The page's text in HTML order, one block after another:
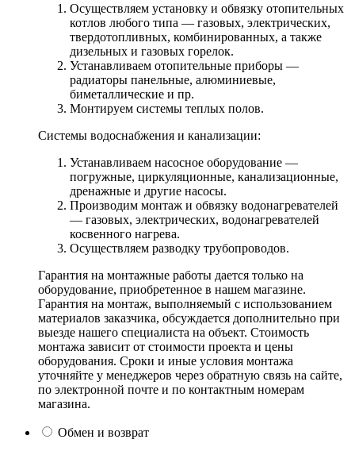
Осуществляем установку и обвязку отопительных
котлов любого типа — газовых, электрических,
твердотопливных, комбинированных, а также
дизельных и газовых горелок.
Устанавливаем отопительные приборы —
радиаторы панельные, алюминиевые,
биметаллические и пр.
Монтируем системы теплых полов.
Системы водоснабжения и канализации:
Устанавливаем насосное оборудование —
погружные, циркуляционные, канализационные,
дренажные и другие насосы.
Производим монтаж и обвязку водонагревателей
— газовых, электрических, водонагревателей
косвенного нагрева.
Осуществляем разводку трубопроводов.
Гарантия на монтажные работы дается только на
оборудование, приобретенное в нашем магазине.
Гарантия на монтаж, выполняемый с использованием
материалов заказчика, обсуждается дополнительно при
выезде нашего специалиста на объект. Стоимость
монтажа зависит от стоимости проекта и цены
оборудования. Сроки и иные условия монтажа
уточняйте у менеджеров через обратную связь на сайте,
по электронной почте и по контактным номерам
магазина.
Обмен и возврат